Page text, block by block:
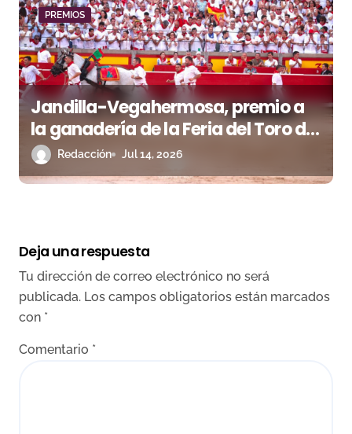
PREMIOS
Jandilla-Vegahermosa, premio a
la ganadería de la Feria del Toro de
Pamplona
Redacción Jul 14, 2026
Deja una respuesta
Tu dirección de correo electrónico no será
publicada. Los campos obligatorios están marcados
con *
Comentario *